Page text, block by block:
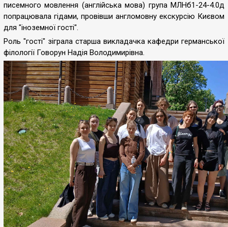
писемного мовлення (англійська мова) група МЛНб1-24-4.0д
попрацювала гідами, провівши англомовну екскурсію Києвом
для "іноземної гості".
Роль "гості" зіграла старша викладачка кафедри германської
філології Говорун Надія Володимирівна.